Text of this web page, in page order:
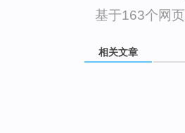
基于163个网页
相关文章